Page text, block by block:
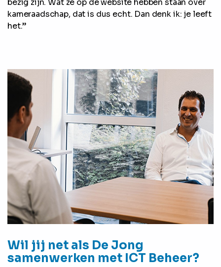
bezig zijn. Wat ze op de website hebben staan over
kameraadschap, dat is dus echt. Dan denk ik: je leeft
het.”
Wil jij net als De Jong
samenwerken met ICT Beheer?